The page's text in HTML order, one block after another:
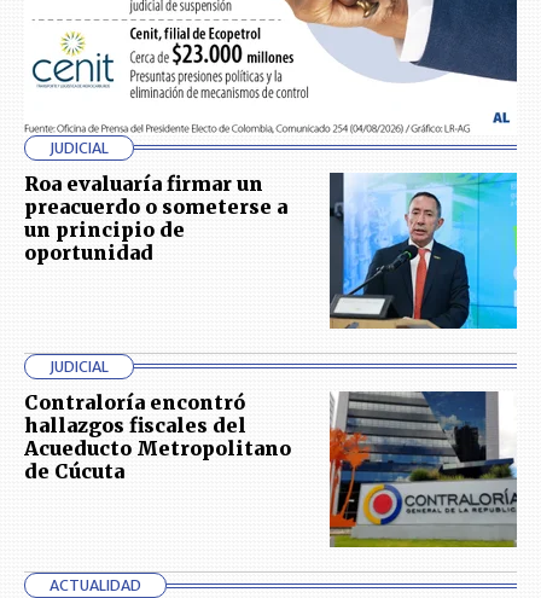
JUDICIAL
Roa evaluaría firmar un
preacuerdo o someterse a
un principio de
oportunidad
JUDICIAL
Contraloría encontró
hallazgos fiscales del
Acueducto Metropolitano
de Cúcuta
ACTUALIDAD